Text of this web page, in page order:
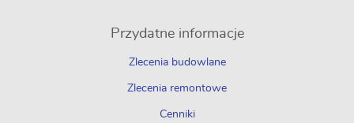
Przydatne informacje
Zlecenia budowlane
Zlecenia remontowe
Cenniki